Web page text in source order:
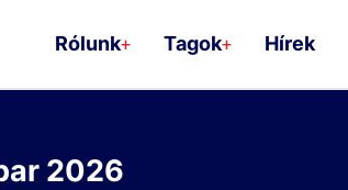
Rólunk+ Tagok+ Hírek
2026